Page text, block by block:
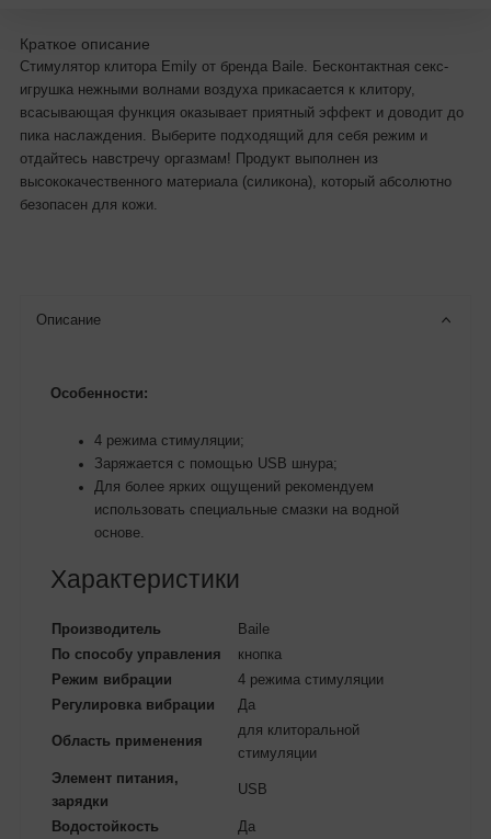
Краткое описание
Стимулятор клитора Emily от бренда Baile. Бесконтактная секс-
игрушка нежными волнами воздуха прикасается к клитору,
всасывающая функция оказывает приятный эффект и доводит до
пика наслаждения. Выберите подходящий для себя режим и
отдайтесь навстречу оргазмам! Продукт выполнен из
высококачественного материала (силикона), который абсолютно
безопасен для кожи.
Описание
Особенности:
4 режима стимуляции;
Заряжается с помощью USB шнура;
Для более ярких ощущений рекомендуем
использовать специальные смазки на водной
основе.
Характеристики
Производитель
Baile
По способу управления
кнопка
Режим вибрации
4 режима стимуляции
Регулировка вибрации
Да
Область применения
для клиторальной
стимуляции
Элемент питания,
зарядки
USB
Водостойкость
Да